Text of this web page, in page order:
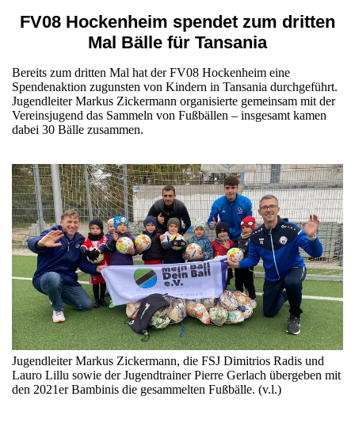
FV08 Hockenheim spendet zum dritten
Mal Bälle für Tansania
Bereits zum dritten Mal hat der FV08 Hockenheim eine
Spendenaktion zugunsten von Kindern in Tansania durchgeführt.
Jugendleiter Markus Zickermann organisierte gemeinsam mit der
Vereinsjugend das Sammeln von Fußbällen – insgesamt kamen
dabei 30 Bälle zusammen.
Jugendleiter Markus Zickermann, die FSJ Dimitrios Radis und
Lauro Lillu sowie der Jugendtrainer Pierre Gerlach übergeben mit
den 2021er Bambinis die gesammelten Fußbälle. (v.l.)